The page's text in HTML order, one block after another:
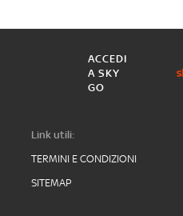
ACCEDI
A SKY
GO
Link utili:
TERMINI E CONDIZIONI
SITEMAP